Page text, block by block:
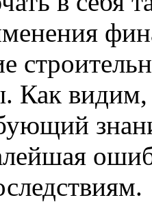
Как